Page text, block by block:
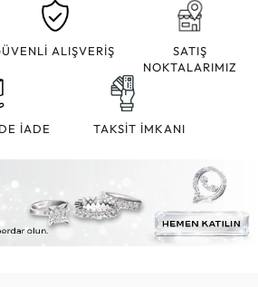
ALIŞVERİŞ
SATIŞ
NOKTALARIMIZ
İADE TAKSİT İMKANI